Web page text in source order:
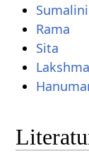
Sumalini
Rama
Sita